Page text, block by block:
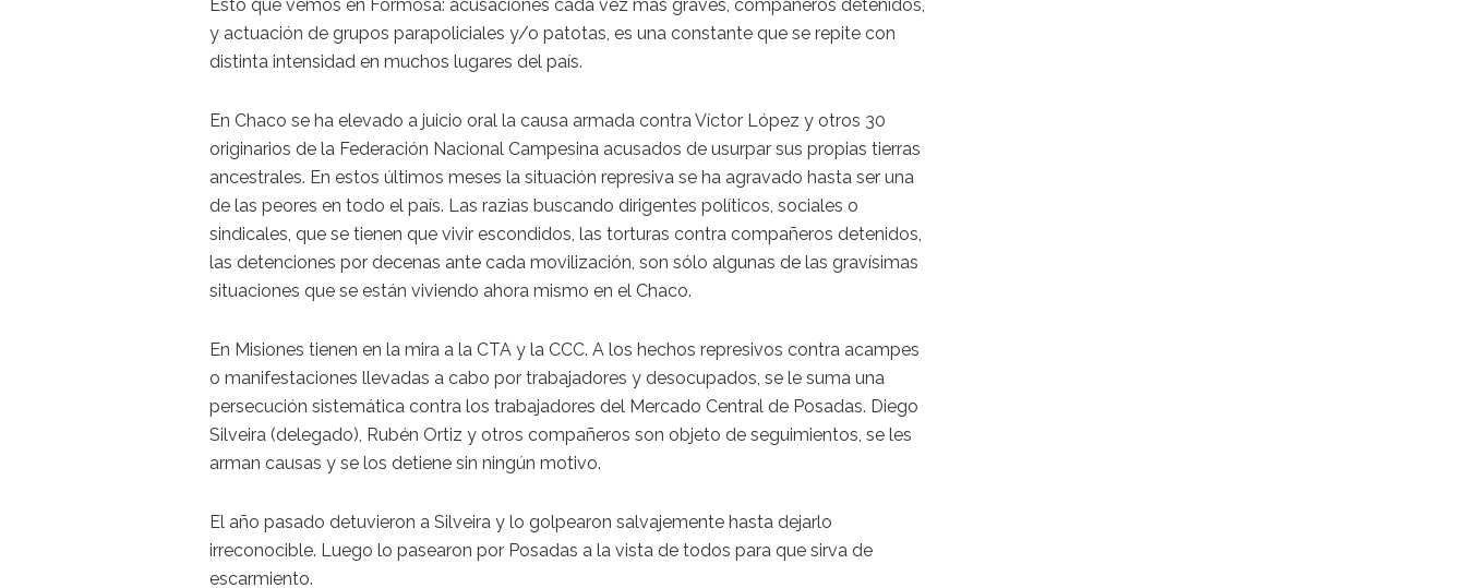
Esto que vemos en Formosa: acusaciones cada vez más graves, compañeros detenidos,
y actuación de grupos parapoliciales y/o patotas, es una constante que se repite con
distinta intensidad en muchos lugares del país.
En Chaco se ha elevado a juicio oral la causa armada contra Víctor López y otros 30
originarios de la Federación Nacional Campesina acusados de usurpar sus propias tierras
ancestrales. En estos últimos meses la situación represiva se ha agravado hasta ser una
de las peores en todo el país. Las razias buscando dirigentes políticos, sociales o
sindicales, que se tienen que vivir escondidos, las torturas contra compañeros detenidos,
las detenciones por decenas ante cada movilización, son sólo algunas de las gravísimas
situaciones que se están viviendo ahora mismo en el Chaco.
En Misiones tienen en la mira a la CTA y la CCC. A los hechos represivos contra acampes
o manifestaciones llevadas a cabo por trabajadores y desocupados, se le suma una
persecución sistemática contra los trabajadores del Mercado Central de Posadas. Diego
Silveira (delegado), Rubén Ortiz y otros compañeros son objeto de seguimientos, se les
arman causas y se los detiene sin ningún motivo.
El año pasado detuvieron a Silveira y lo golpearon salvajemente hasta dejarlo
irreconocible. Luego lo pasearon por Posadas a la vista de todos para que sirva de
escarmiento.